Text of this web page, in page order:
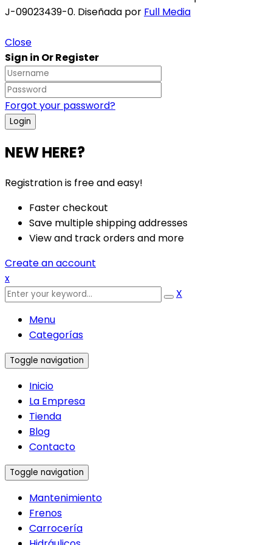
J-09023439-0. Diseñada por Full Media
Close
Sign in Or Register
Forgot your password?
NEW HERE?
Registration is free and easy!
Faster checkout
Save multiple shipping addresses
View and track orders and more
Create an account
x
X
Menu
Categorías
Toggle navigation
Inicio
La Empresa
Tienda
Blog
Contacto
Toggle navigation
Mantenimiento
Frenos
Carrocería